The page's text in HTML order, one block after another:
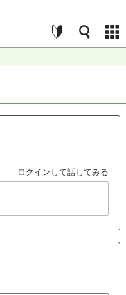
ログインして話してみる